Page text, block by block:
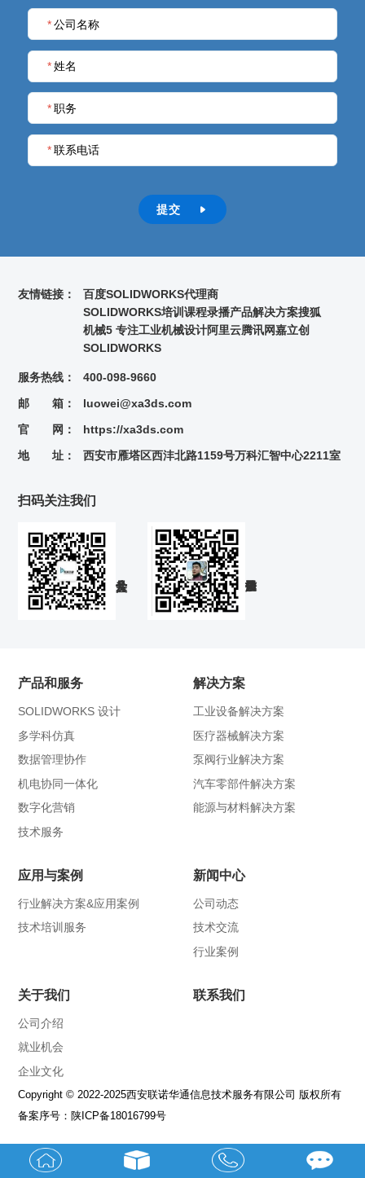
* 公司名称
* 姓名
* 职务
* 联系电话
提交 
友情链接： 百度SOLIDWORKS代理商
SOLIDWORKS培训课程录播产品解决方案搜狐
机械5 专注工业机械设计阿里云腾讯网嘉立创
SOLIDWORKS
服务热线：
400-098-9660
邮 箱：
luowei@xa3ds.com
官 网：
https://xa3ds.com
地 址：
西安市雁塔区西沣北路1159号万科汇智中心2211室
扫码关注我们
产品和服务
SOLIDWORKS 设计
多学科仿真
数据管理协作
机电协同一体化
数字化营销
技术服务
解决方案
工业设备解决方案
医疗器械解决方案
泵阀行业解决方案
汽车零部件解决方案
能源与材料解决方案
应用与案例
行业解决方案&应用案例
技术培训服务
新闻中心
公司动态
技术交流
行业案例
关于我们
公司介绍
就业机会
企业文化
联系我们
Copyright © 2022-2025西安联诺华通信息技术服务有限公司 版权所有
备案序号：陕ICP备18016799号